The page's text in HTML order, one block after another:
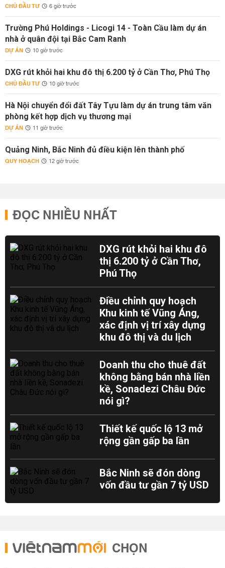
CHỦ ĐẦU TƯ 6 giờ trước
Trường Phú Holdings - Licogi 14 - Toàn Cầu làm dự án
nhà ở quân đội tại Bắc Cam Ranh
DỰ ÁN 10 giờ trước
DXG rút khỏi hai khu đô thị 6.200 tỷ ở Cần Thơ, Phú Thọ
CHỦ ĐẦU TƯ 10 giờ trước
Hà Nội chuyển đổi đất Tây Tựu làm dự án trung tâm văn
phòng kết hợp dịch vụ thương mại
DỰ ÁN 11 giờ trước
Quảng Ninh, Bắc Ninh đủ điều kiện lên thành phố
QUY HOẠCH 12 giờ trước
ĐỌC NHIỀU NHẤT
DXG rút khỏi hai khu đô
thị 6.200 tỷ ở Cần Thơ,
Phú Thọ
Điều chỉnh quy hoạch
Khu kinh tế Vũng Áng,
xác định vị trí xây dựng
khu đô thị và du lịch
Doanh thu cho thuê đất
không bằng bán nhà liền
kề, Sonadezi Châu Đức
nói gì?
Thiết kế quốc lộ 13 mở
rộng gần gấp ba lần
Bắc Ninh sẽ đón dòng
vốn đầu tư gần 7 tỷ USD
CHỌN